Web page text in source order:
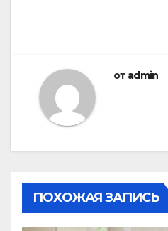
от admin
ПОХОЖАЯ ЗАПИСЬ